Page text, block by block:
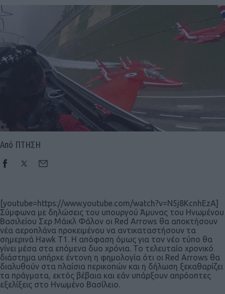
Από ΠΤΗΣΗ
[youtube=https://www.youtube.com/watch?v=N5j8KcnhEzA]
Σύμφωνα με δηλώσεις του υπουργού Άμυνας του Ηνωμένου
Βασιλείου Σερ Μάικλ Φάλον οι Red Arrows θα αποκτήσουν
νέα αεροπλάνα προκειμένου να αντικαταστήσουν τα
σημερινά Hawk T1. Η απόφαση όμως για τον νέο τύπο θα
γίνει μέσα στα επόμενα δυο χρόνια. Το τελευταίο χρονικό
διάστημα υπήρχε έντονη η φημολογία ότι οι Red Arrows θα
διαλυθούν στα πλαίσια περικοπών και η δήλωση ξεκαθαρίζει
τα πράγματα, εκτός βέβαια και εάν υπάρξουν απρόοπτες
εξελίξεις στο Ηνωμένο Βασίλειο.